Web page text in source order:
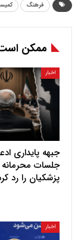
فرهنگ
ممکن
اخبار
جبهه پایداری
جلسات محرمانه
پزشکیان را رد
اخبار